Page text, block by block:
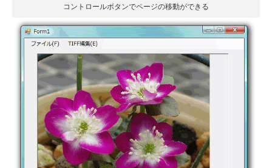
コントロールボタンでページの移動ができる